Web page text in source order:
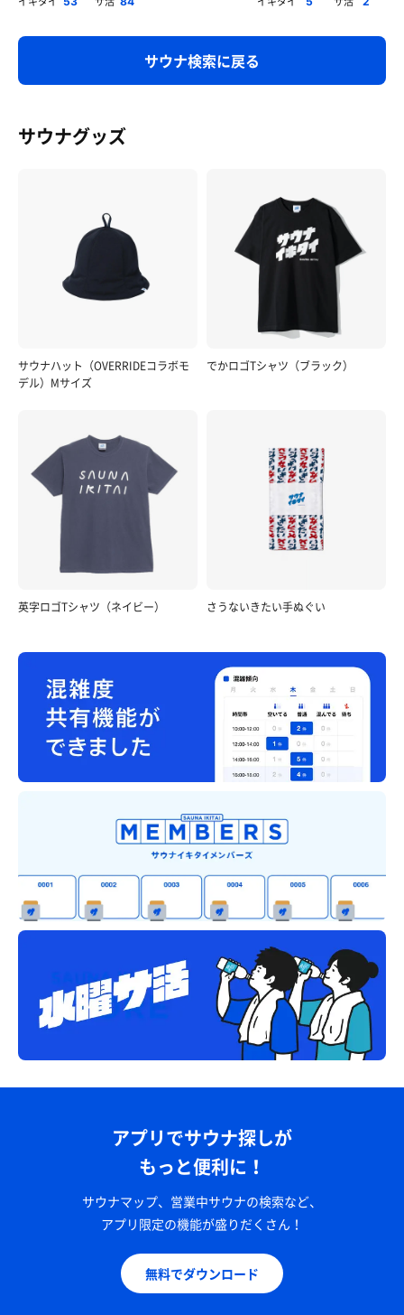
サウナ検索に戻る
サウナグッズ
サウナハット（OVERRIDEコラボモ
デル）Mサイズ
でかロゴTシャツ（ブラック）
英字ロゴTシャツ（ネイビー） さうないきたい手ぬぐい
アプリでサウナ探しが
もっと便利に！
サウナマップ、営業中サウナの検索など、
アプリ限定の機能が盛りだくさん！
無料でダウンロード